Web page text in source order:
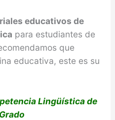
educativos de
para estudiantes de
que
educativa, este es su
Lingüística de